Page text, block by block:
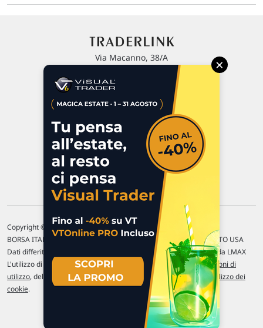
Via Macanno, 38/A
P.IVA 02 452 460 401
Commenti e segnalazioni
Contattaci
Copyright © 1996-2026 Traderlink Italia s.r.l.
BORSA ITALIANA Quotazioni di borsa differite di 15 min. / MERCATO USA
Dati differiti di 15 min. (fonte Intrinio) / FOREX Quotazioni fornite da LMAX
L'utilizzo di questo sito implica l'accettazione delle nostre Condizioni di
utilizzo, del Disclaimer MAR, dellePolitiche sulla privacye dell' Utilizzo dei
cookie.
×